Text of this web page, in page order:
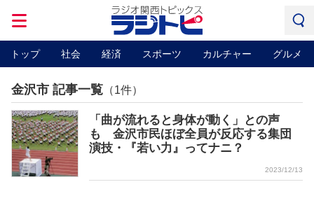
トップ 社会 経済 スポーツ カルチャー グルメ
金沢市 記事一覧 （1件）
「曲が流れると身体が動く」との声
も 金沢市民ほぼ全員が反応する集団
演技・『若い力』ってナニ？
2023/12/13